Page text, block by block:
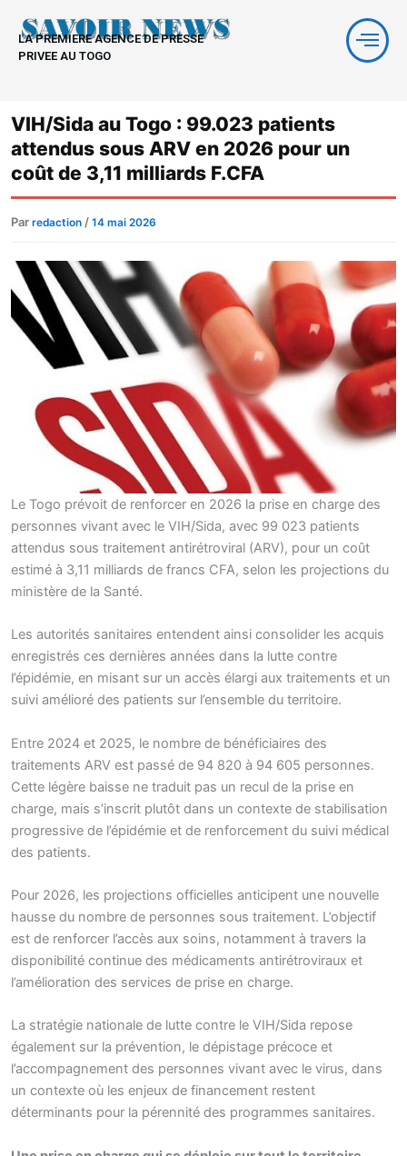
contenu
LA PREMIERE AGENCE DE PRESSE
PRIVEE AU TOGO
VIH/Sida au Togo : 99.023 patients
attendus sous ARV en 2026 pour un
coût de 3,11 milliards F.CFA
Par redaction / 14 mai 2026
Le Togo prévoit de renforcer en 2026 la prise en charge des
personnes vivant avec le VIH/Sida, avec 99 023 patients
attendus sous traitement antirétroviral (ARV), pour un coût
estimé à 3,11 milliards de francs CFA, selon les projections du
ministère de la Santé.
Les autorités sanitaires entendent ainsi consolider les acquis
enregistrés ces dernières années dans la lutte contre
l’épidémie, en misant sur un accès élargi aux traitements et un
suivi amélioré des patients sur l’ensemble du territoire.
Entre 2024 et 2025, le nombre de bénéficiaires des
traitements ARV est passé de 94 820 à 94 605 personnes.
Cette légère baisse ne traduit pas un recul de la prise en
charge, mais s’inscrit plutôt dans un contexte de stabilisation
progressive de l’épidémie et de renforcement du suivi médical
des patients.
Pour 2026, les projections officielles anticipent une nouvelle
hausse du nombre de personnes sous traitement. L’objectif
est de renforcer l’accès aux soins, notamment à travers la
disponibilité continue des médicaments antirétroviraux et
l’amélioration des services de prise en charge.
La stratégie nationale de lutte contre le VIH/Sida repose
également sur la prévention, le dépistage précoce et
l’accompagnement des personnes vivant avec le virus, dans
un contexte où les enjeux de financement restent
déterminants pour la pérennité des programmes sanitaires.